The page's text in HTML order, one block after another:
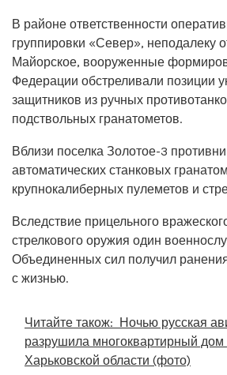
В районе ответственности
группировки «Север», неподалеку
Майорское, вооруженные
Федерации обстреливали позиции
защитников из ручных
подствольных гранатометов.
Вблизи поселка Золотое-3
автоматических станковых
крупнокалиберных пулеметов и
Вследствие прицельного
стрелкового оружия один
Объединенных сил получил
с жизнью.
Читайте також: Ночью русская
разрушила многоквартирный
Харьковской области (фото)